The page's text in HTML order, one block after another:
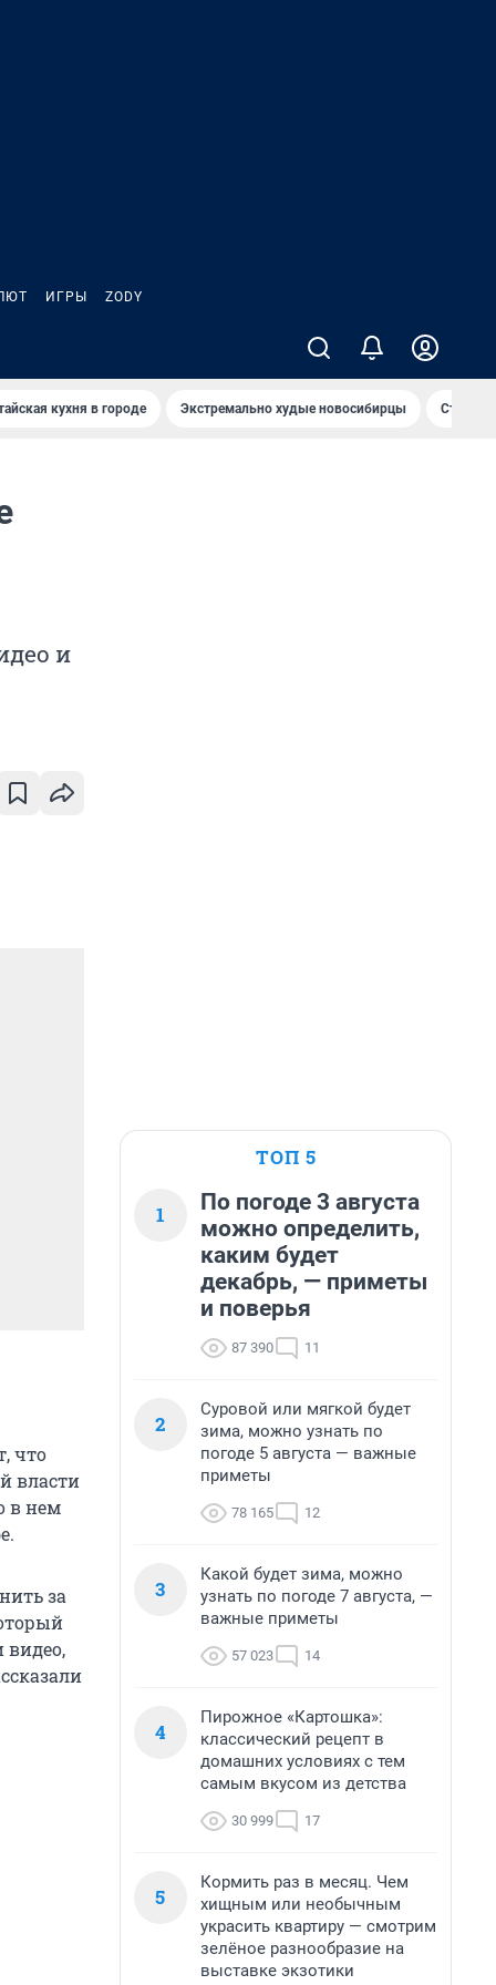
ИГРЫ ZODY
кухня в городе Экстремально худые новосибирцы Старт
и
что
власти
в нем
за
видео,
ТОП 5
1
По погоде 3 августа
можно определить,
каким будет
декабрь, — приметы
и поверья
87 390 11
2
Суровой или мягкой будет
зима, можно узнать по
погоде 5 августа — важные
приметы
78 165 12
3
Какой будет зима, можно
узнать по погоде 7 августа, —
важные приметы
57 023 14
4
Пирожное «Картошка»:
классический рецепт в
домашних условиях с тем
самым вкусом из детства
30 999 17
5
Кормить раз в месяц. Чем
хищным или необычным
украсить квартиру — смотрим
зелёное разнообразие на
выставке экзотики